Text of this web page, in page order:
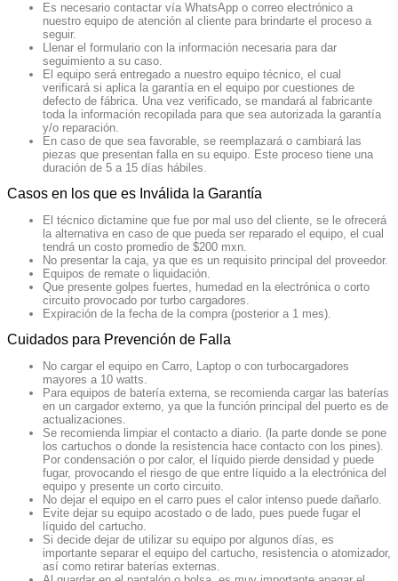
Es necesario contactar vía WhatsApp o correo electrónico a
nuestro equipo de atención al cliente para brindarte el proceso a
seguir.
Llenar el formulario con la información necesaria para dar
seguimiento a su caso.
El equipo será entregado a nuestro equipo técnico, el cual
verificará si aplica la garantía en el equipo por cuestiones de
defecto de fábrica. Una vez verificado, se mandará al fabricante
toda la información recopilada para que sea autorizada la garantía
y/o reparación.
En caso de que sea favorable, se reemplazará o cambiará las
piezas que presentan falla en su equipo. Este proceso tiene una
duración de 5 a 15 días hábiles.
Casos en los que es Inválida la Garantía
El técnico dictamine que fue por mal uso del cliente, se le ofrecerá
la alternativa en caso de que pueda ser reparado el equipo, el cual
tendrá un costo promedio de $200 mxn.
No presentar la caja, ya que es un requisito principal del proveedor.
Equipos de remate o liquidación.
Que presente golpes fuertes, humedad en la electrónica o corto
circuito provocado por turbo cargadores.
Expiración de la fecha de la compra (posterior a 1 mes).
Cuidados para Prevención de Falla
No cargar el equipo en Carro, Laptop o con turbocargadores
mayores a 10 watts.
Para equipos de batería externa, se recomienda cargar las baterías
en un cargador externo, ya que la función principal del puerto es de
actualizaciones.
Se recomienda limpiar el contacto a diario. (la parte donde se pone
los cartuchos o donde la resistencia hace contacto con los pines).
Por condensación o por calor, el líquido pierde densidad y puede
fugar, provocando el riesgo de que entre líquido a la electrónica del
equipo y presente un corto circuito.
No dejar el equipo en el carro pues el calor intenso puede dañarlo.
Evite dejar su equipo acostado o de lado, pues puede fugar el
líquido del cartucho.
Si decide dejar de utilizar su equipo por algunos días, es
importante separar el equipo del cartucho, resistencia o atomizador,
así como retirar baterías externas.